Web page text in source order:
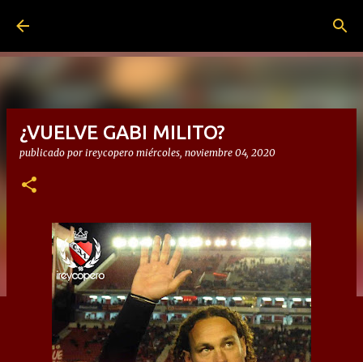
¿VUELVE GABI MILITO?
publicado por ireycopero miércoles, noviembre 04, 2020